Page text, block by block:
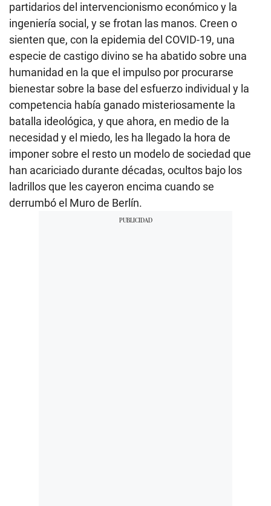
partidarios del intervencionismo económico y la
ingeniería social, y se frotan las manos. Creen o
sienten que, con la epidemia del COVID-19, una
especie de castigo divino se ha abatido sobre una
humanidad en la que el impulso por procurarse
bienestar sobre la base del esfuerzo individual y la
competencia había ganado misteriosamente la
batalla ideológica, y que ahora, en medio de la
necesidad y el miedo, les ha llegado la hora de
imponer sobre el resto un modelo de sociedad que
han acariciado durante décadas, ocultos bajo los
ladrillos que les cayeron encima cuando se
derrumbó el Muro de Berlín.